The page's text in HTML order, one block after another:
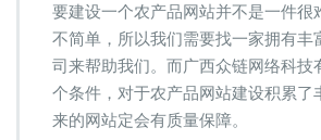
哪
家
网
站
建
设
要建设一个农产品网站并不是一件很
不简单，所以我们需要找一家拥有丰
司来帮助我们。而广西众链网络科技
个条件，对于农产品网站建设积累了
来的网站定会有质量保障。